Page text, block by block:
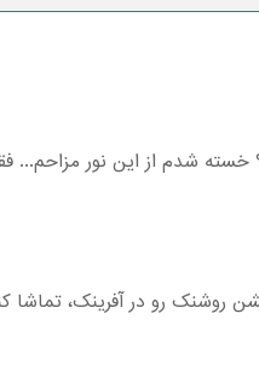
شدم از این نور مزاحم...
روشنک رو در آفرینک، تماشا